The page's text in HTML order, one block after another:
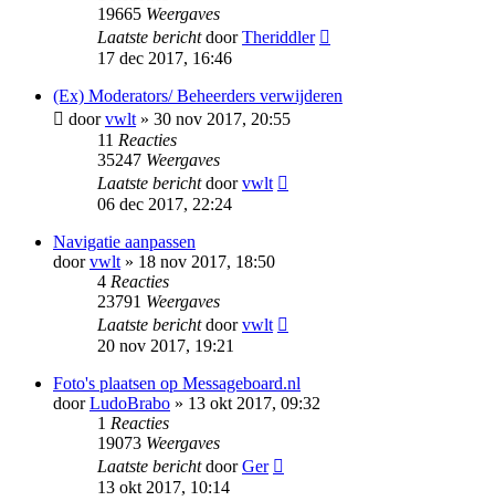
19665 Weergaves
Laatste berichtdoorTheriddler
17 dec 2017, 16:46
(Ex) Moderators/ Beheerders verwijderen
doorvwlt» 30 nov 2017, 20:55
11 Reacties
35247 Weergaves
Laatste berichtdoorvwlt
06 dec 2017, 22:24
Navigatie aanpassen
doorvwlt» 18 nov 2017, 18:50
4 Reacties
23791 Weergaves
Laatste berichtdoorvwlt
20 nov 2017, 19:21
Foto's plaatsen op Messageboard.nl
doorLudoBrabo » 13 okt 2017, 09:32
1 Reacties
19073 Weergaves
Laatste berichtdoorGer
13 okt 2017, 10:14